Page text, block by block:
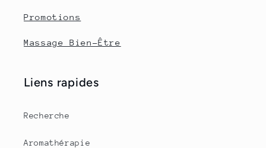
Promotions
Massage Bien-Être
Liens rapides
Recherche
Aromathérapie